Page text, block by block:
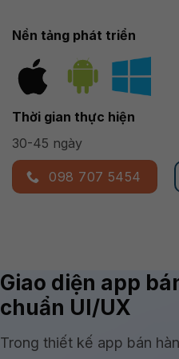
Nền tảng phát triển
Thời gian thực hiện
30-45 ngày
098 707 5454
Giao diện app
chuẩn UI/UX
Trong thiết kế app bán